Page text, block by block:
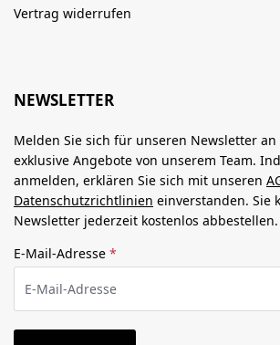
Vertrag widerrufen
NEWSLETTER
Melden Sie sich für unseren Newsletter
exklusive Angebote von unserem Team.
anmelden, erklären Sie sich mit unseren
Datenschutzrichtlinien einverstanden. Sie
Newsletter jederzeit kostenlos abbestellen.
E-Mail-Adresse *